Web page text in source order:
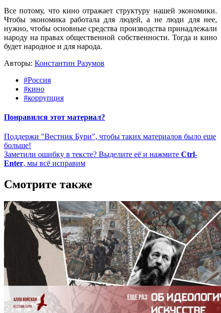
Все потому, что кино отражает структуру нашей экономики.
Чтобы экономика работала для людей, а не люди для нее,
нужно, чтобы основные средства производства принадлежали
народу на правах общественной собственности. Тогда и кино
будет народное и для народа.
Авторы: Константин Разумов
#Россия
#кино
#коррупция
Понравился этот материал?
Поддержи "Вестник Бури", чтобы таких материалов было еще
больше!
Заметили ошибку в тексте? Выделите её и нажмите Ctrl-
Enter, мы всё исправим
Смотрите также